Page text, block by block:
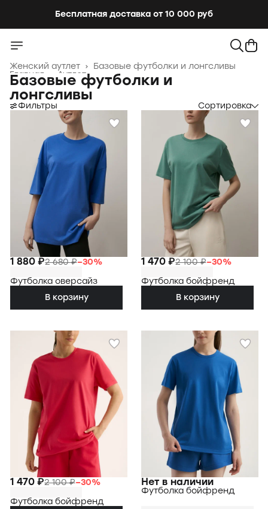
Бесплатная доставка от 10 000 руб
Базовые футболки и лонгсливы
Женский аутлет ›
Аутлет
Главная
Базовые футболки и
лонгсливы
Фильтры Сортировка
1 880 ₽2 680 ₽−30%
Футболка оверсайз
В корзину
1 470 ₽2 100 ₽−30%
Футболка бойфренд
В корзину
1 470 ₽2 100 ₽−30%
Футболка бойфренд
Нет в наличии
Футболка бойфренд